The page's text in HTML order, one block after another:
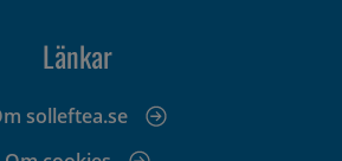
Länkar
solleftea.se